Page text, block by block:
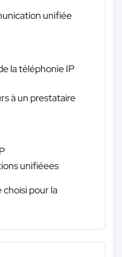
unifiée
la téléphonie IP
à un prestataire
unifiéees
pour la